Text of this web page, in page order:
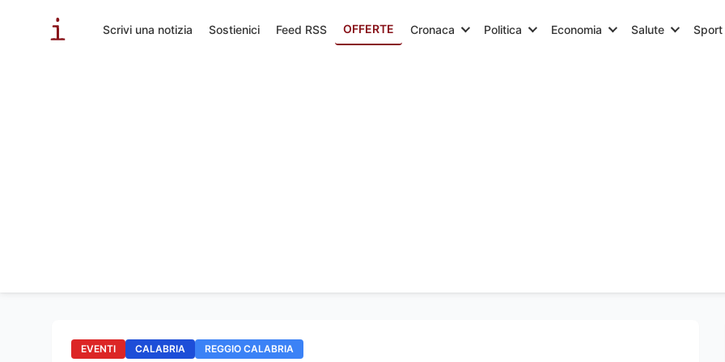
Scrivi una notizia Sostienici Feed RSS OFFERTE Cronaca Politica Economia Salute Sport
EVENTI CALABRIA REGGIO CALABRIA